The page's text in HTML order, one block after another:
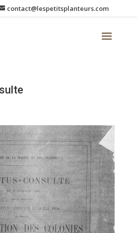
contact@lespetitsplanteurs.com